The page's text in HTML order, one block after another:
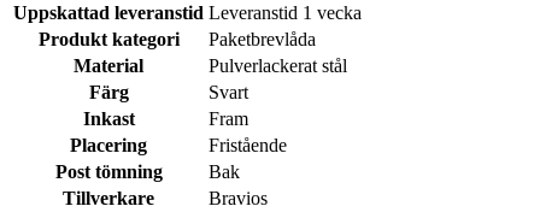
Uppskattad leveranstid Leveranstid 1 vecka
Produkt kategori
Paketbrevlåda
Material
Pulverlackerat stål
Färg
Svart
Inkast
Fram
Placering
Fristående
Post tömning
Bak
Tillverkare
Bravios